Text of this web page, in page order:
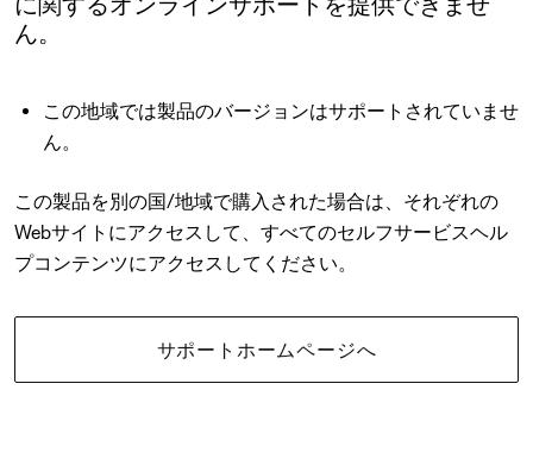
ん。
この地域では製品のバージョンはサポートされていませ
ん。
この製品を別の国/地域で購入された場合は、それぞれの
Webサイトにアクセスして、すべてのセルフサービスヘル
プコンテンツにアクセスしてください。
サポートホームページへ